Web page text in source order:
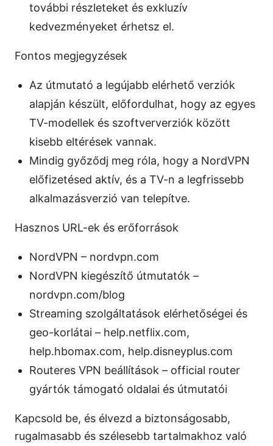
további részleteket és exkluzív
kedvezményeket érhetsz el.
Fontos megjegyzések
Az útmutató a legújabb elérhető verziók
alapján készült, előfordulhat, hogy az egyes
TV-modellek és szoftververziók között
kisebb eltérések vannak.
Mindig győződj meg róla, hogy a NordVPN
előfizetésed aktív, és a TV-n a legfrissebb
alkalmazásverzió van telepítve.
Hasznos URL-ek és erőforrások
NordVPN – nordvpn.com
NordVPN kiegészítő útmutatók –
nordvpn.com/blog
Streaming szolgáltatások elérhetőségei és
geo-korlátai – help.netflix.com,
help.hbomax.com, help.disneyplus.com
Routeres VPN beállítások – official router
gyártók támogató oldalai és útmutatói
Kapcsold be, és élvezd a biztonságosabb,
rugalmasabb és szélesebb tartalmakhoz való